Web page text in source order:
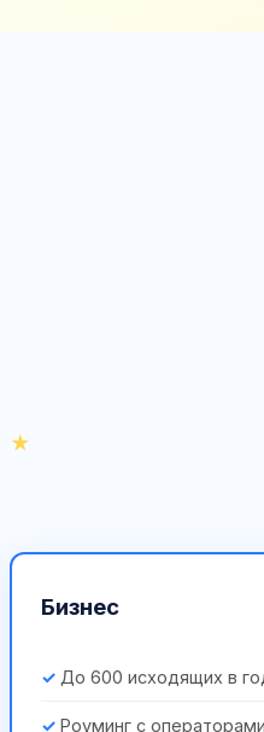
Бизнес
До 600 исходящих в
Роуминг с операторами